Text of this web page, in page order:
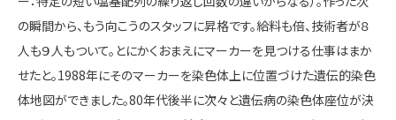
の瞬間から、もう向こうのスタッフに昇格です。給料も倍、技術者が８
人も９人もついて。とにかくおまえにマーカーを見つける仕事はまか
せたと。1988年にそのマーカーを染色体上に位置づけた遺伝的染色
体地図ができました。80年代後半に次々と遺伝病の染色体座位が決